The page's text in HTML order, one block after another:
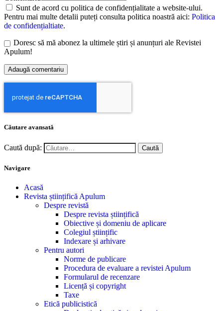
Sunt de acord cu politica de confidențialitate a website-ului.
Pentru mai multe detalii puteți consulta politica noastră aici: Politica
de confidențialtiate.
Doresc să mă abonez la ultimele știri și anunțuri ale Revistei
Apulum!
Căutare avansată
Caută după:
Navigare
Acasă
Revista științifică Apulum
Despre revistă
Despre revista științifică
Obiective și domeniu de aplicare
Colegiul științific
Indexare și arhivare
Pentru autori
Norme de publicare
Procedura de evaluare a revistei Apulum
Formularul de recenzare
Licență și copyright
Taxe
Etică publicistică